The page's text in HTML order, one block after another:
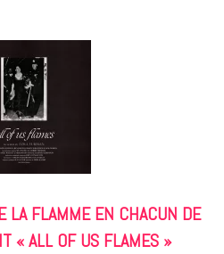
LA FLAMME EN CHACUN DE
« ALL OF US FLAMES »